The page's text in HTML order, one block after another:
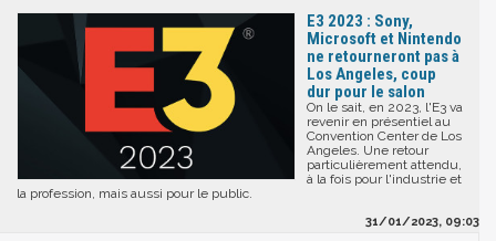
E3 2023 : Sony,
Microsoft et Nintendo
ne retourneront pas à
Los Angeles, coup
dur pour le salon
On le sait, en 2023, l'E3 va
revenir en présentiel au
Convention Center de Los
Angeles. Une retour
particulièrement attendu,
à la fois pour l'industrie et
la profession, mais aussi pour le public.
31/01/2023, 09:03